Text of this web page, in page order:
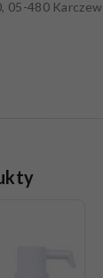
05-480 Karczew